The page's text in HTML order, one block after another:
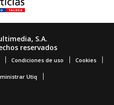
S.A.
reservados
Condiciones de uso Cookies
Utiq